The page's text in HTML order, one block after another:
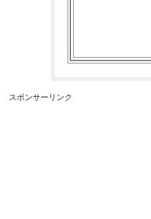
スポンサーリンク